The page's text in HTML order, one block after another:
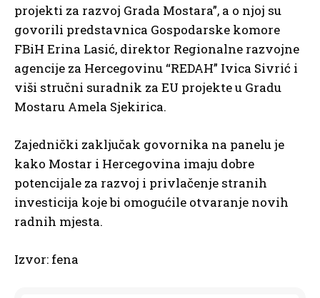
projekti za razvoj Grada Mostara”, a o njoj su
govorili predstavnica Gospodarske komore
FBiH Erina Lasić, direktor Regionalne razvojne
agencije za Hercegovinu “REDAH” Ivica Sivrić i
viši stručni suradnik za EU projekte u Gradu
Mostaru Amela Sjekirica.
Zajednički zaključak govornika na panelu je
kako Mostar i Hercegovina imaju dobre
potencijale za razvoj i privlačenje stranih
investicija koje bi omogućile otvaranje novih
radnih mjesta.
Izvor: fena